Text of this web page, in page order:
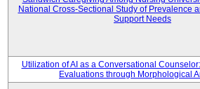
National Cross-Sectional Study of Prevalence
Support Needs
Utilization of AI as a Conversational
Evaluations through Morphological